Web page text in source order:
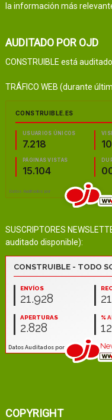
la información más
AUDITADO POR OJD
CONSTRUIBLE está
TRÁFICO WEB (durante
SUSCRIPTORES
auditado disponible):
COPYRIGHT